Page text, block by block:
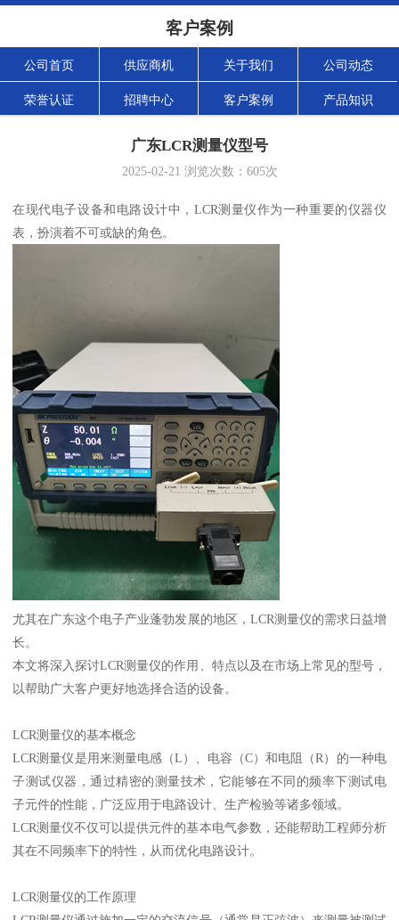
客户案例
公司首页 供应商机 关于我们 公司动态
荣誉认证 招聘中心 客户案例 产品知识
广东LCR测量仪型号
2025-02-21 浏览次数： 605次
在现代电子设备和电路设计中，LCR测量仪作为一种重要的仪器仪
表，扮演着不可或缺的角色。
尤其在广东这个电子产业蓬勃发展的地区，LCR测量仪的需求日益增
长。
本文将深入探讨LCR测量仪的作用、特点以及在市场上常见的型号，
以帮助广大客户更好地选择合适的设备。
LCR测量仪的基本概念
LCR测量仪是用来测量电感（L）、电容（C）和电阻（R）的一种电
子测试仪器，通过精密的测量技术，它能够在不同的频率下测试电
子元件的性能，广泛应用于电路设计、生产检验等诸多领域。
LCR测量仪不仅可以提供元件的基本电气参数，还能帮助工程师分析
其在不同频率下的特性，从而优化电路设计。
LCR测量仪的工作原理